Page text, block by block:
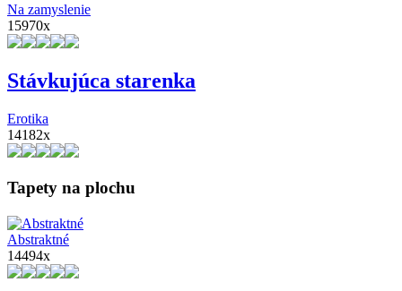
Na zamyslenie
15970x
Stávkujúca starenka
Erotika
14182x
Tapety na plochu
Abstraktné
14494x